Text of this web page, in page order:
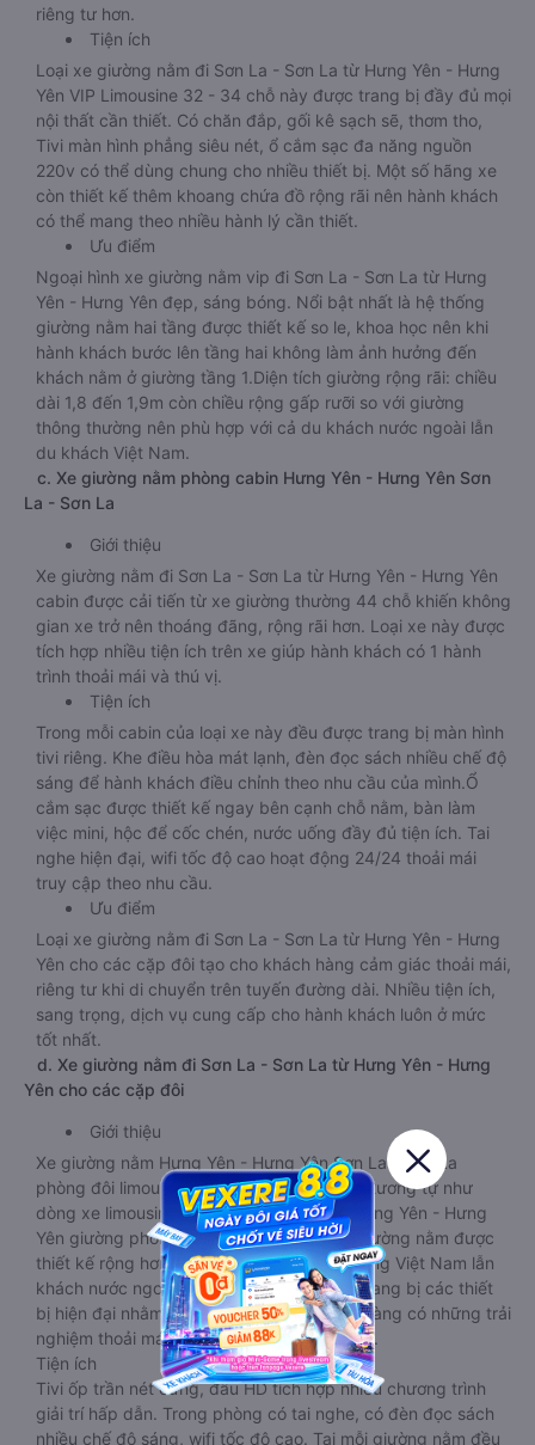
riêng tư hơn.
Tiện ích
Loại xe giường nằm đi Sơn La - Sơn La từ Hưng Yên - Hưng
Yên VIP Limousine 32 - 34 chỗ này được trang bị đầy đủ mọi
nội thất cần thiết. Có chăn đắp, gối kê sạch sẽ, thơm tho,
Tivi màn hình phẳng siêu nét, ổ cắm sạc đa năng nguồn
220v có thể dùng chung cho nhiều thiết bị. Một số hãng xe
còn thiết kế thêm khoang chứa đồ rộng rãi nên hành khách
có thể mang theo nhiều hành lý cần thiết.
Ưu điểm
Ngoại hình xe giường nằm vip đi Sơn La - Sơn La từ Hưng
Yên - Hưng Yên đẹp, sáng bóng. Nổi bật nhất là hệ thống
giường nằm hai tầng được thiết kế so le, khoa học nên khi
hành khách bước lên tầng hai không làm ảnh hưởng đến
khách nằm ở giường tầng 1.Diện tích giường rộng rãi: chiều
dài 1,8 đến 1,9m còn chiều rộng gấp rưỡi so với giường
thông thường nên phù hợp với cả du khách nước ngoài lẫn
du khách Việt Nam.
c. Xe giường nằm phòng cabin Hưng Yên - Hưng Yên Sơn
La - Sơn La
Giới thiệu
Xe giường nằm đi Sơn La - Sơn La từ Hưng Yên - Hưng Yên
cabin được cải tiến từ xe giường thường 44 chỗ khiến không
gian xe trở nên thoáng đãng, rộng rãi hơn. Loại xe này được
tích hợp nhiều tiện ích trên xe giúp hành khách có 1 hành
trình thoải mái và thú vị.
Tiện ích
Trong mỗi cabin của loại xe này đều được trang bị màn hình
tivi riêng. Khe điều hòa mát lạnh, đèn đọc sách nhiều chế độ
sáng để hành khách điều chỉnh theo nhu cầu của mình.Ổ
cắm sạc được thiết kế ngay bên cạnh chỗ nằm, bàn làm
việc mini, hộc để cốc chén, nước uống đầy đủ tiện ích. Tai
nghe hiện đại, wifi tốc độ cao hoạt động 24/24 thoải mái
truy cập theo nhu cầu.
Ưu điểm
Loại xe giường nằm đi Sơn La - Sơn La từ Hưng Yên - Hưng
Yên cho các cặp đôi tạo cho khách hàng cảm giác thoải mái,
riêng tư khi di chuyển trên tuyến đường dài. Nhiều tiện ích,
sang trọng, dịch vụ cung cấp cho hành khách luôn ở mức
tốt nhất.
d. Xe giường nằm đi Sơn La - Sơn La từ Hưng Yên - Hưng
Yên cho các cặp đôi
Giới thiệu
Xe giường nằm Hưng Yên - Hưng Yên Sơn La - Sơn La
phòng đôi limousine là dòng xe có thiết kế tương tự như
dòng xe limousine đi Sơn La - Sơn La từ Hưng Yên - Hưng
Yên giường phòng. Tuy nhiên kích thước giường nằm được
thiết kế rộng hơn, phù hợp với cả khách hàng Việt Nam lẫn
khách nước ngoài. Nhà xe vẫn chú trọng trang bị các thiết
bị hiện đại nhằm đảm bảo cho quý khách hàng có những trải
nghiệm thoải mái nhất trong suốt chuyến đi.
Tiện ích
Tivi ốp trần nét cứng, đầu HD tích hợp nhiều chương trình
giải trí hấp dẫn. Trong phòng có tai nghe, có đèn đọc sách
nhiều chế độ sáng, wifi tốc độ cao. Tại mỗi giường nằm đều